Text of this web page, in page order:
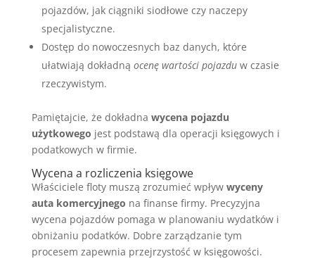
pojazdów, jak ciągniki siodłowe czy naczepy
specjalistyczne.
Dostęp do nowoczesnych baz danych, które
ułatwiają dokładną ocenę wartości pojazduw czasie
rzeczywistym.
Pamiętajcie, że dokładna wycena pojazdu
użytkowego jest podstawą dla operacji księgowych i
podatkowych w firmie.
Wycena a rozliczenia księgowe
Właściciele floty muszą zrozumieć wpływ wyceny
auta komercyjnego na finanse firmy. Precyzyjna
wycena pojazdów pomaga w planowaniu wydatków i
obniżaniu podatków. Dobre zarządzanie tym
procesem zapewnia przejrzystość w księgowości.